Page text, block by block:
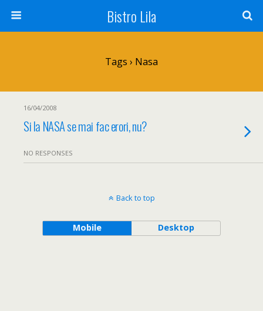
Bistro Lila
Tags › Nasa
16/04/2008
Si la NASA se mai fac erori, nu?
NO RESPONSES
Back to top
Mobile Desktop